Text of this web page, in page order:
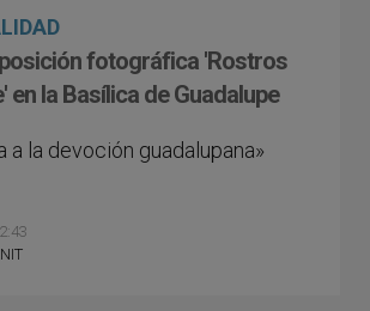
fotográfica 'Rostros
en la Basílica de Guadalupe
a la devoción guadalupana»